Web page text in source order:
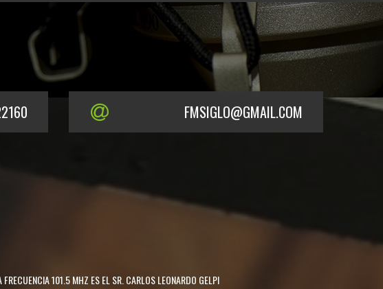
FMSIGLO@GMAIL.COM
101.5 MHZ ES EL SR. CARLOS LEONARDO GELPI